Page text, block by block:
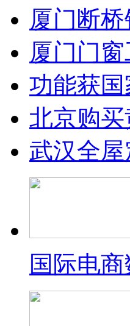
厦门断
厦门门
功能获
北京购
武汉全
国际电